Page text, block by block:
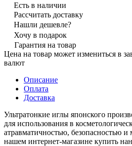
Есть в наличии
Рассчитать доставку
Нашли дешевле?
Хочу в подарок
Гарантия на товар
Цена на товар может измениться в
валют
Описание
Оплата
Доставка
Ультратонкие иглы японского
для использования в
атравматичностью, безопасностью
нашем интернет-магазине купить